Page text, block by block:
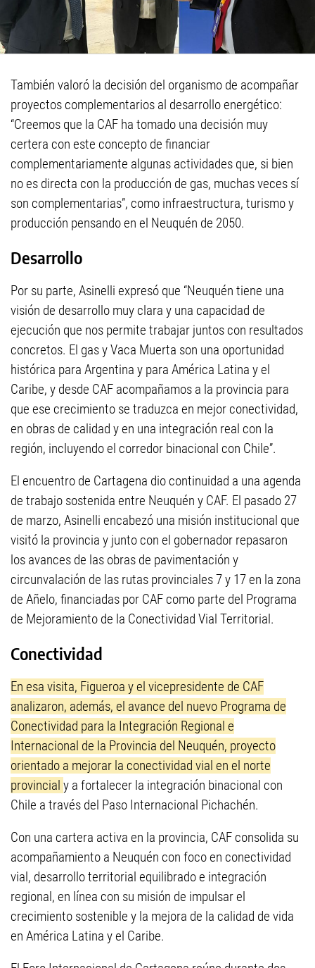
También valoró la decisión del organismo de acompañar
proyectos complementarios al desarrollo energético:
“Creemos que la CAF ha tomado una decisión muy
certera con este concepto de financiar
complementariamente algunas actividades que, si bien
no es directa con la producción de gas, muchas veces sí
son complementarias”, como infraestructura, turismo y
producción pensando en el Neuquén de 2050.
Desarrollo
Por su parte, Asinelli expresó que “Neuquén tiene una
visión de desarrollo muy clara y una capacidad de
ejecución que nos permite trabajar juntos con resultados
concretos. El gas y Vaca Muerta son una oportunidad
histórica para Argentina y para América Latina y el
Caribe, y desde CAF acompañamos a la provincia para
que ese crecimiento se traduzca en mejor conectividad,
en obras de calidad y en una integración real con la
región, incluyendo el corredor binacional con Chile”.
El encuentro de Cartagena dio continuidad a una agenda
de trabajo sostenida entre Neuquén y CAF. El pasado 27
de marzo, Asinelli encabezó una misión institucional que
visitó la provincia y junto con el gobernador repasaron
los avances de las obras de pavimentación y
circunvalación de las rutas provinciales 7 y 17 en la zona
de Añelo, financiadas por CAF como parte del Programa
de Mejoramiento de la Conectividad Vial Territorial.
Conectividad
En esa visita, Figueroa y el vicepresidente de CAF
analizaron, además, el avance del nuevo Programa de
Conectividad para la Integración Regional e
Internacional de la Provincia del Neuquén, proyecto
orientado a mejorar la conectividad vial en el norte
provincial y a fortalecer la integración binacional con
Chile a través del Paso Internacional Pichachén.
Con una cartera activa en la provincia, CAF consolida su
acompañamiento a Neuquén con foco en conectividad
vial, desarrollo territorial equilibrado e integración
regional, en línea con su misión de impulsar el
crecimiento sostenible y la mejora de la calidad de vida
en América Latina y el Caribe.